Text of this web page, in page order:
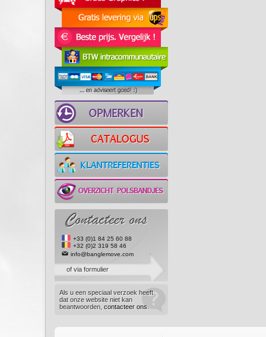
+33 (0)1 84 25 60 88
+32 (0)2 319 58 46
info@banglemove.com
of via formulier
Als u een speciaal verzoek heeft
dat onze website niet kan
beantwoorden, contacteer ons.